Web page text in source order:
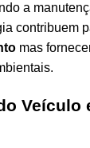
a
contribuem
mas
Veículo